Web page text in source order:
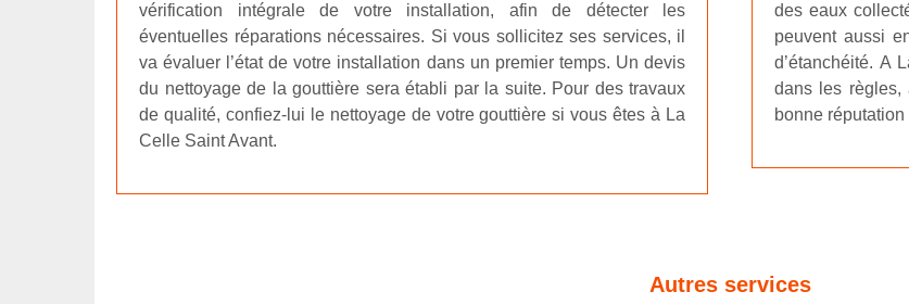
vérification intégrale de votre installation, afin de détecter les
éventuelles réparations nécessaires. Si vous sollicitez ses services, il
va évaluer l’état de votre installation dans un premier temps. Un devis
du nettoyage de la gouttière sera établi par la suite. Pour des travaux
de qualité, confiez-lui le nettoyage de votre gouttière si vous êtes à La
Celle Saint Avant.
des eaux
peuvent aussi
d’étanchéité. A
dans les règles,
bonne
Autres services